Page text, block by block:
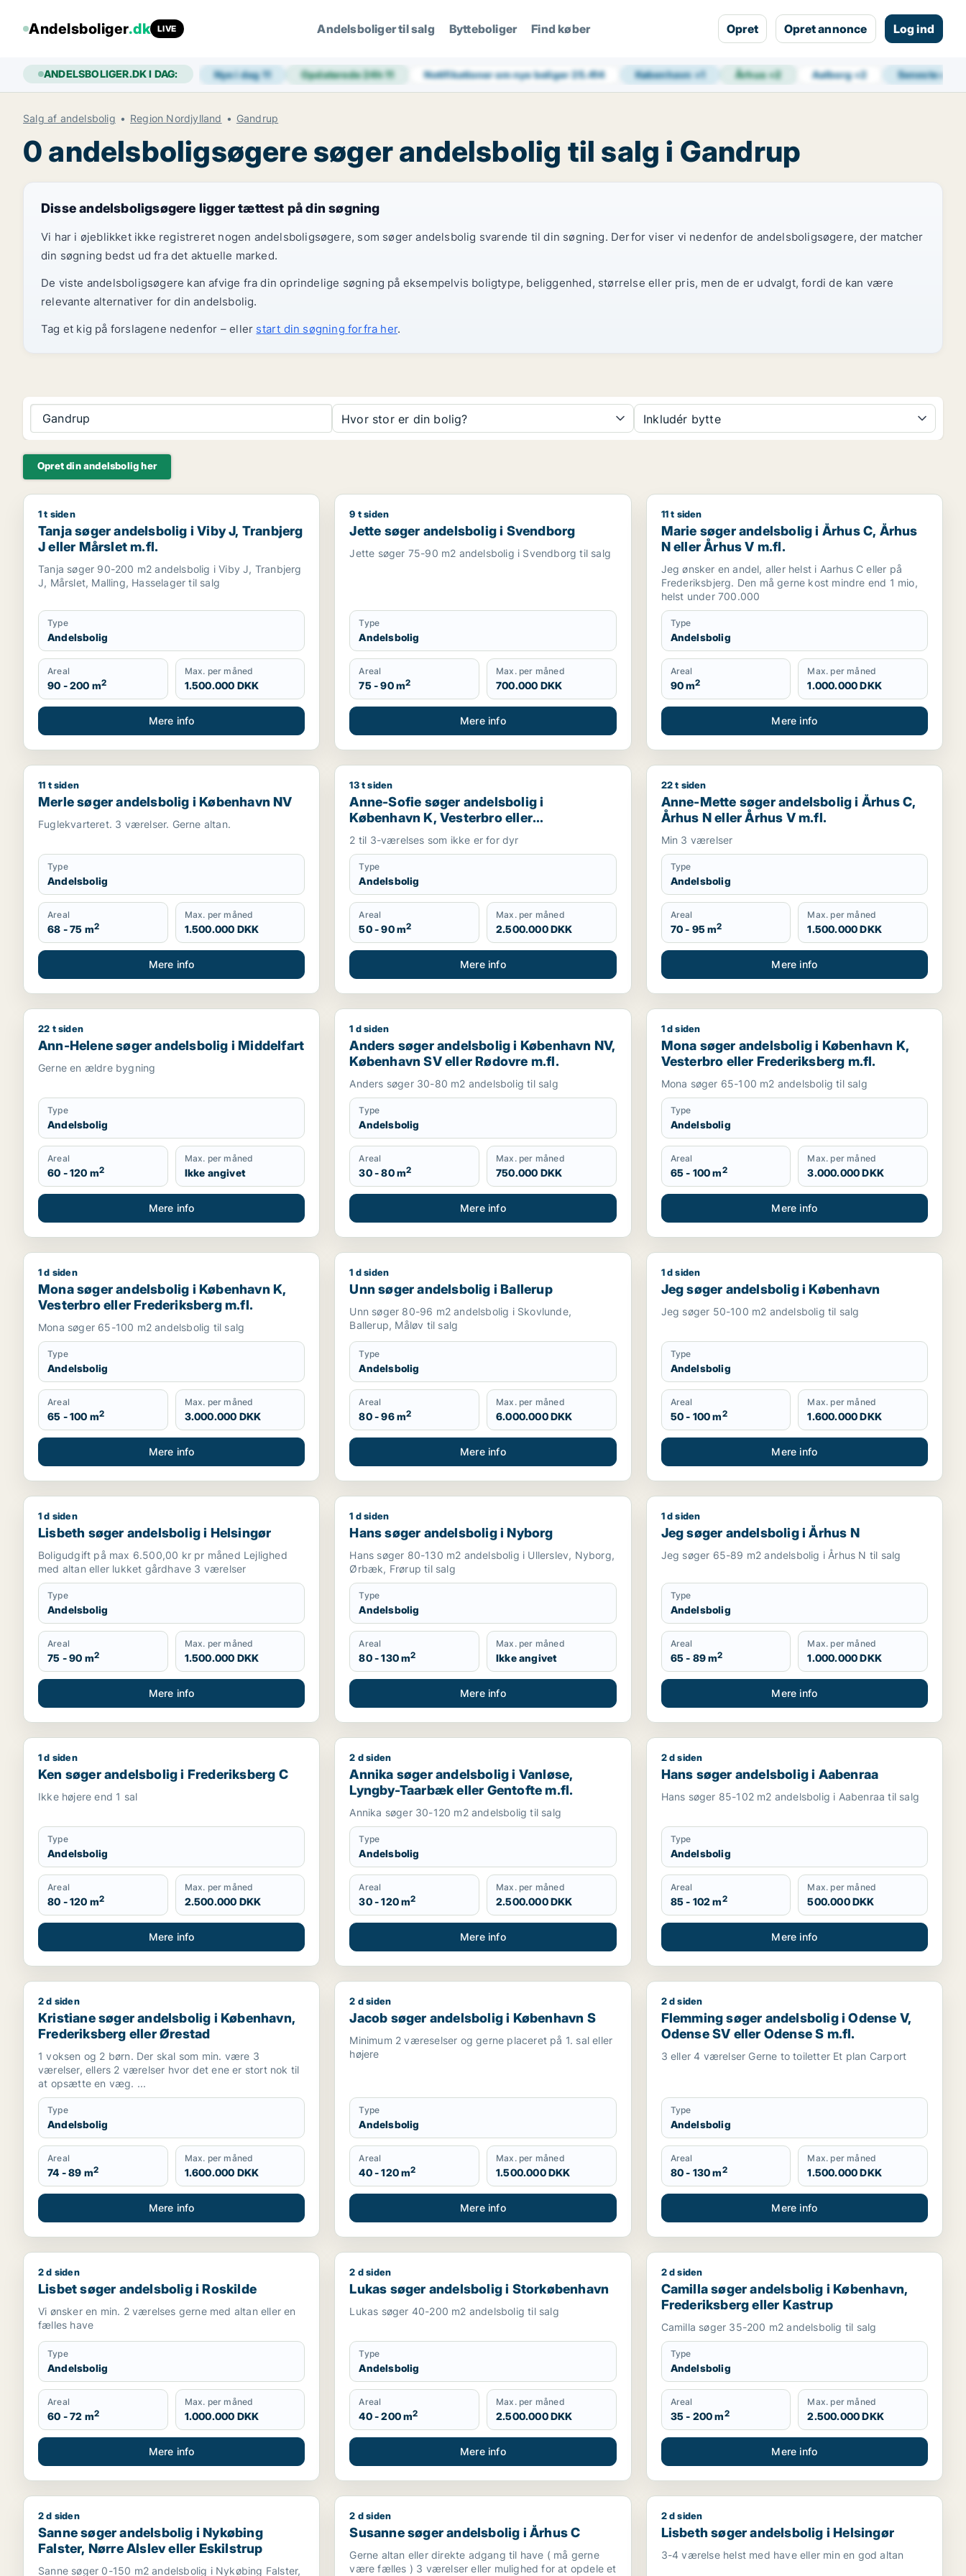
Andelsboliger.dk LIVE Andelsboliger til salg Bytteboliger Find køber Opret Opret annonce Log ind
ANDELSBOLIGER.DK I DAG: Nye i dag11 Opdaterede 24h11 Notifikationer om nye boliger25.414 København+1 Århus+2 Aalborg+2 Seneste
Salg af andelsbolig Region Nordjylland Gandrup
0 andelsboligsøgere søger andelsbolig til salg i Gandrup
Disse andelsboligsøgere ligger tættest på din søgning
Vi har i øjeblikket ikke registreret nogen andelsboligsøgere, som søger andelsbolig svarende til din søgning. Derfor viser vi nedenfor de andelsboligsøgere, der matcher
din søgning bedst ud fra det aktuelle marked.
De viste andelsboligsøgere kan afvige fra din oprindelige søgning på eksempelvis boligtype, beliggenhed, størrelse eller pris, men de er udvalgt, fordi de kan være
relevante alternativer for din andelsbolig.
Tag et kig på forslagene nedenfor – eller start din søgning forfra her.
Gandrup Hvor stor er din bolig? Inkludér bytte
Opret din andelsbolig her
Tanja søger andelsbolig i Viby J, Tranbjerg J eller Mårslet m.fl.
1 t siden
Tanja søger andelsbolig i Viby J, Tranbjerg
J eller Mårslet m.fl.
Tanja søger 90-200 m2 andelsbolig i Viby J, Tranbjerg
J, Mårslet, Malling, Hasselager til salg
Type
Andelsbolig
Areal
90 - 200 m2
Max. per måned
1.500.000 DKK
Mere info
Jette søger andelsbolig i Svendborg
9 t siden
Jette søger andelsbolig i Svendborg
Jette søger 75-90 m2 andelsbolig i Svendborg til salg
Type
Andelsbolig
Areal
75 - 90 m2
Max. per måned
700.000 DKK
Mere info
Marie søger andelsbolig i Århus C, Århus N eller
11 t siden
Marie søger andelsbolig i Århus C, Århus
N eller Århus V m.fl.
Jeg ønsker en andel, aller helst i Aarhus C eller på
Frederiksbjerg. Den må gerne kost mindre end 1 mio,
helst under 700.000
Type
Andelsbolig
Areal
90 m2
Max. per måned
1.000.000 DKK
Mere info
Merle søger andelsbolig i København NV
11 t siden
Merle søger andelsbolig i København NV
Fuglekvarteret. 3 værelser. Gerne altan.
Type
Andelsbolig
Areal
68 - 75 m2
Max. per måned
1.500.000 DKK
Mere info
Anne-Sofie søger andelsbolig i København K, Vesterbro eller Frederiksberg m.fl.
13 t siden
Anne-Sofie søger andelsbolig i
København K, Vesterbro eller
Frederiksberg m.fl.
2 til 3-værelses som ikke er for dyr
Type
Andelsbolig
Areal
50 - 90 m2
Max. per måned
2.500.000 DKK
Mere info
Anne-Mette søger andelsbolig i Århus C, Århus N
22 t siden
Anne-Mette søger andelsbolig i Århus C,
Århus N eller Århus V m.fl.
Min 3 værelser
Type
Andelsbolig
Areal
70 - 95 m2
Max. per måned
1.500.000 DKK
Mere info
Ann-Helene søger andelsbolig i Middelfart
22 t siden
Ann-Helene søger andelsbolig i Middelfart
Gerne en ældre bygning
Type
Andelsbolig
Areal
60 - 120 m2
Max. per måned
Ikke angivet
Mere info
Anders søger andelsbolig i København NV, København SV eller Rødovre m.fl.
1 d siden
Anders søger andelsbolig i København NV,
København SV eller Rødovre m.fl.
Anders søger 30-80 m2 andelsbolig til salg
Type
Andelsbolig
Areal
30 - 80 m2
Max. per måned
750.000 DKK
Mere info
Mona søger andelsbolig i København K, Vesterbro
1 d siden
Mona søger andelsbolig i København K,
Vesterbro eller Frederiksberg m.fl.
Mona søger 65-100 m2 andelsbolig til salg
Type
Andelsbolig
Areal
65 - 100 m2
Max. per måned
3.000.000 DKK
Mere info
Mona søger andelsbolig i København K, Vesterbro eller Frederiksberg m.fl.
1 d siden
Mona søger andelsbolig i København K,
Vesterbro eller Frederiksberg m.fl.
Mona søger 65-100 m2 andelsbolig til salg
Type
Andelsbolig
Areal
65 - 100 m2
Max. per måned
3.000.000 DKK
Mere info
Unn søger andelsbolig i Ballerup
1 d siden
Unn søger andelsbolig i Ballerup
Unn søger 80-96 m2 andelsbolig i Skovlunde,
Ballerup, Måløv til salg
Type
Andelsbolig
Areal
80 - 96 m2
Max. per måned
6.000.000 DKK
Mere info
Jeg søger andelsbolig i København
1 d siden
Jeg søger andelsbolig i København
Jeg søger 50-100 m2 andelsbolig til salg
Type
Andelsbolig
Areal
50 - 100 m2
Max. per måned
1.600.000 DKK
Mere info
Lisbeth søger andelsbolig i Helsingør
1 d siden
Lisbeth søger andelsbolig i Helsingør
Boligudgift på max 6.500,00 kr pr måned Lejlighed
med altan eller lukket gårdhave 3 værelser
Type
Andelsbolig
Areal
75 - 90 m2
Max. per måned
1.500.000 DKK
Mere info
Hans søger andelsbolig i Nyborg
1 d siden
Hans søger andelsbolig i Nyborg
Hans søger 80-130 m2 andelsbolig i Ullerslev, Nyborg,
Ørbæk, Frørup til salg
Type
Andelsbolig
Areal
80 - 130 m2
Max. per måned
Ikke angivet
Mere info
Jeg søger andelsbolig i Århus N
1 d siden
Jeg søger andelsbolig i Århus N
Jeg søger 65-89 m2 andelsbolig i Århus N til salg
Type
Andelsbolig
Areal
65 - 89 m2
Max. per måned
1.000.000 DKK
Mere info
Ken søger andelsbolig i Frederiksberg C
1 d siden
Ken søger andelsbolig i Frederiksberg C
Ikke højere end 1 sal
Type
Andelsbolig
Areal
80 - 120 m2
Max. per måned
2.500.000 DKK
Mere info
Annika søger andelsbolig i Vanløse, Lyngby-Taarbæk eller Gentofte m.fl.
2 d siden
Annika søger andelsbolig i Vanløse,
Lyngby-Taarbæk eller Gentofte m.fl.
Annika søger 30-120 m2 andelsbolig til salg
Type
Andelsbolig
Areal
30 - 120 m2
Max. per måned
2.500.000 DKK
Mere info
Hans søger andelsbolig i Aabenraa
2 d siden
Hans søger andelsbolig i Aabenraa
Hans søger 85-102 m2 andelsbolig i Aabenraa til salg
Type
Andelsbolig
Areal
85 - 102 m2
Max. per måned
500.000 DKK
Mere info
Kristiane søger andelsbolig i København, Frederiksberg eller Ørestad
2 d siden
Kristiane søger andelsbolig i København,
Frederiksberg eller Ørestad
1 voksen og 2 børn. Der skal som min. være 3
værelser, ellers 2 værelser hvor det ene er stort nok til
at opsætte en væg. ...
Type
Andelsbolig
Areal
74 - 89 m2
Max. per måned
1.600.000 DKK
Mere info
Jacob søger andelsbolig i København S
2 d siden
Jacob søger andelsbolig i København S
Minimum 2 væreselser og gerne placeret på 1. sal eller
højere
Type
Andelsbolig
Areal
40 - 120 m2
Max. per måned
1.500.000 DKK
Mere info
Flemming søger andelsbolig i Odense V, Odense SV
2 d siden
Flemming søger andelsbolig i Odense V,
Odense SV eller Odense S m.fl.
3 eller 4 værelser Gerne to toiletter Et plan Carport
Type
Andelsbolig
Areal
80 - 130 m2
Max. per måned
1.500.000 DKK
Mere info
Lisbet søger andelsbolig i Roskilde
2 d siden
Lisbet søger andelsbolig i Roskilde
Vi ønsker en min. 2 værelses gerne med altan eller en
fælles have
Type
Andelsbolig
Areal
60 - 72 m2
Max. per måned
1.000.000 DKK
Mere info
Lukas søger andelsbolig i Storkøbenhavn
2 d siden
Lukas søger andelsbolig i Storkøbenhavn
Lukas søger 40-200 m2 andelsbolig til salg
Type
Andelsbolig
Areal
40 - 200 m2
Max. per måned
2.500.000 DKK
Mere info
Camilla søger andelsbolig i København, Frederiksberg
2 d siden
Camilla søger andelsbolig i København,
Frederiksberg eller Kastrup
Camilla søger 35-200 m2 andelsbolig til salg
Type
Andelsbolig
Areal
35 - 200 m2
Max. per måned
2.500.000 DKK
Mere info
Sanne søger andelsbolig i Nykøbing Falster, Nørre Alslev eller Eskilstrup
2 d siden
Sanne søger andelsbolig i Nykøbing
Falster, Nørre Alslev eller Eskilstrup
Sanne søger 0-150 m2 andelsbolig i Nykøbing Falster,
Susanne søger andelsbolig i Århus C
2 d siden
Susanne søger andelsbolig i Århus C
Gerne altan eller direkte adgang til have ( må gerne
være fælles ) 3 værelser eller mulighed for at opdele et
Lisbeth søger andelsbolig i Helsingør
2 d siden
Lisbeth søger andelsbolig i Helsingør
3-4 værelse helst med have eller min en god altan